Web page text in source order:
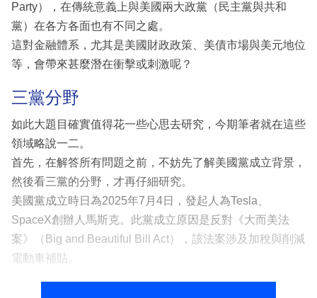
Party），在傳統意義上與美國兩大政黨（民主黨與共和
黨）在各方各面也有不同之處。
這對金融體系，尤其是美國財政政策、美債市場與美元地位
等，會帶來甚麼潛在衝擊或刺激呢？
三黨分野
如此大題目確實值得花一些心思去研究，今期筆者就在這些
領域略說一二。
首先，在解答所有問題之前，不妨先了解美國黨成立背景，
然後看三黨的分野，才再仔細研究。
美國黨成立時日為2025年7月4日，發起人為Tesla、
SpaceX創辦人馬斯克。此黨成立原因是反對《大而美法
案》（Big and Beautiful Bill Act），該法案涉及加稅與削減
電動車補貼。